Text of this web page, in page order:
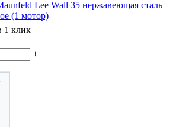
Lee Wall 35 нержавеющая сталь
(1 мотор)
1 клик
+